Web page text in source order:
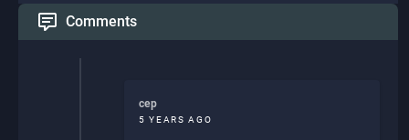
Comments
cep
5 YEARS AGO